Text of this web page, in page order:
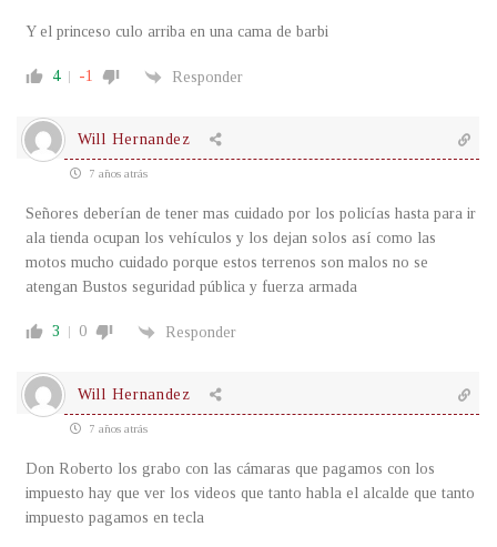
Y el princeso culo arriba en una cama de barbi
4 -1 Responder
Will Hernandez
7 años atrás
Señores deberían de tener mas cuidado por los policías hasta para ir
ala tienda ocupan los vehículos y los dejan solos así como las
motos mucho cuidado porque estos terrenos son malos no se
atengan Bustos seguridad pública y fuerza armada
3 0 Responder
Will Hernandez
7 años atrás
Don Roberto los grabo con las cámaras que pagamos con los
impuesto hay que ver los videos que tanto habla el alcalde que tanto
impuesto pagamos en tecla